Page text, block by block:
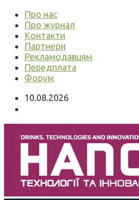
Про нас
Про журнал
Контакти
Партнери
Рекламодавцям
Передплата
Форум
10.08.2026